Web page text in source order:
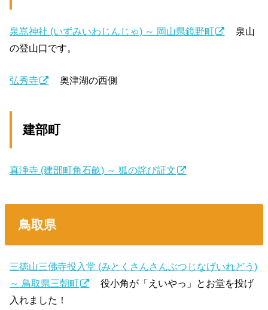
泉嵓神社 (いずみいわじんじゃ) ～ 岡山県鏡野町
泉山
の登山口です。
弘秀寺 奥津湖の西側
建部町
真浄寺 (建部町角石畝) ～ 狐の詫び証文
鳥取県
三徳山三佛寺投入堂 (みとくさんさんぶつじなげいれどう)
～ 鳥取県三朝町
役小角が「えいやっ」とお堂を投げ
入れました！